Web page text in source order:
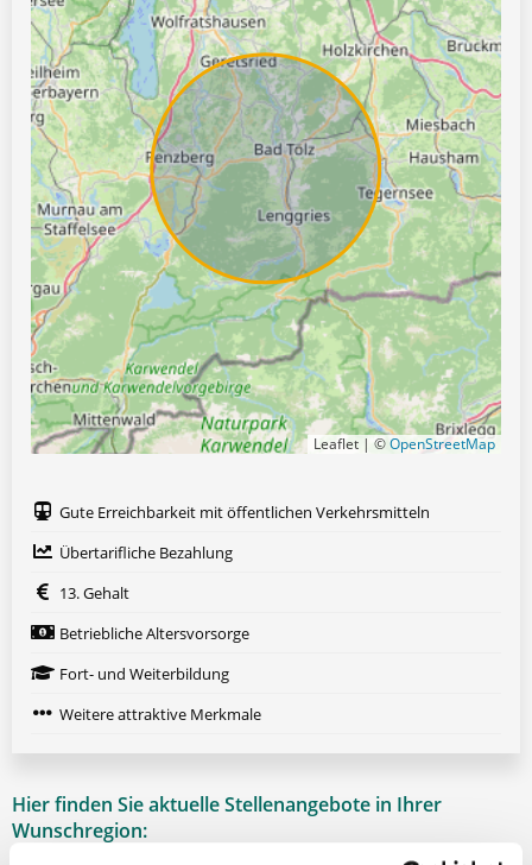
Leaflet | ©OpenStreetMap
Gute Erreichbarkeit mit öffentlichen Verkehrsmitteln
Übertarifliche Bezahlung
13. Gehalt
Betriebliche Altersvorsorge
Fort- und Weiterbildung
Weitere attraktive Merkmale
Hier finden Sie aktuelle Stellenangebote in Ihrer
Wunschregion: